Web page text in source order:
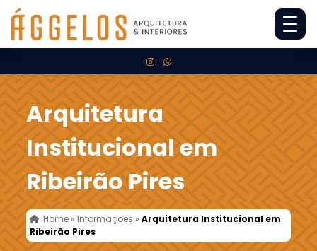
Arquitetura
Institucional em
Ribeirão Pires
Home » Informações »Arquitetura Institucional em
Ribeirão Pires